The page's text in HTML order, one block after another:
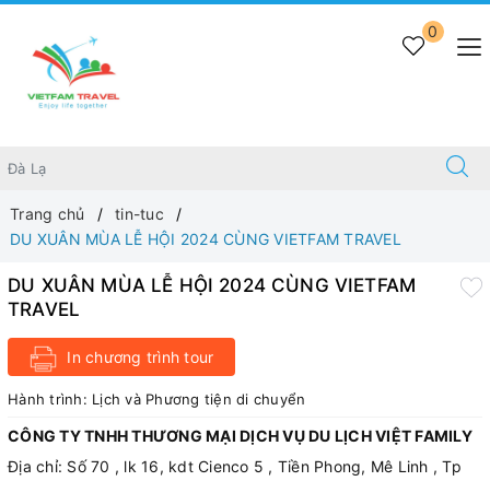
0
Trang chủ
tin-tuc
DU XUÂN MÙA LỄ HỘI 2024 CÙNG VIETFAM TRAVEL
DU XUÂN MÙA LỄ HỘI 2024 CÙNG VIETFAM
TRAVEL
In chương trình tour
Hành trình: Lịch và Phương tiện di chuyển
CÔNG TY TNHH THƯƠNG MẠI DỊCH VỤ DU LỊCH VIỆT FAMILY
Địa chỉ: Số 70 , lk 16, kdt Cienco 5 , Tiền Phong, Mê Linh , Tp